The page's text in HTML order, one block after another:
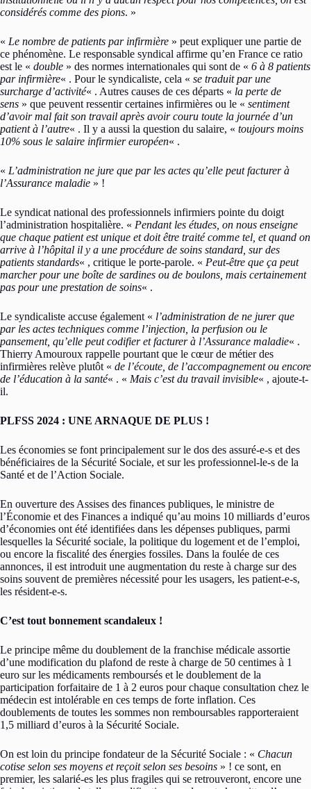
considérés comme des pions. »
« Le nombre de patients par infirmière » peut expliquer une partie de
ce phénomène. Le responsable syndical affirme qu’en France ce ratio
est le « double » des normes internationales qui sont de « 6 à 8 patients
par infirmière« . Pour le syndicaliste, cela « se traduit par une
surcharge d’activité« . Autres causes de ces départs « la perte de
sens » que peuvent ressentir certaines infirmières ou le « sentiment
d’avoir mal fait son travail après avoir couru toute la journée d’un
patient à l’autre« . Il y a aussi la question du salaire, « toujours moins
10% sous le salaire infirmier européen« .
« L’administration ne jure que par les actes qu’elle peut facturer à
l’Assurance maladie » !
Le syndicat national des professionnels infirmiers pointe du doigt
l’administration hospitalière. « Pendant les études, on nous enseigne
que chaque patient est unique et doit être traité comme tel, et quand on
arrive à l’hôpital il y a une procédure de soins standard, sur des
patients standards« , critique le porte-parole. « Peut-être que ça peut
marcher pour une boîte de sardines ou de boulons, mais certainement
pas pour une prestation de soins« .
Le syndicaliste accuse également « l’administration de ne jurer que
par les actes techniques comme l’injection, la perfusion ou le
pansement, qu’elle peut codifier et facturer à l’Assurance maladie« .
Thierry Amouroux rappelle pourtant que le cœur de métier des
infirmières relève plutôt « de l’écoute, de l’accompagnement ou encore
de l’éducation à la santé« . « Mais c’est du travail invisible« , ajoute-t-
il.
PLFSS 2024 : UNE ARNAQUE DE PLUS !
Les économies se font principalement sur le dos des assuré-e-s et des
bénéficiaires de la Sécurité Sociale, et sur les professionnel-le-s de la
Santé et de l’Action Sociale.
En ouverture des Assises des finances publiques, le ministre de
l’Économie et des Finances a indiqué qu’au moins 10 milliards d’euros
d’économies ont été identifiées dans les dépenses publiques, parmi
lesquelles la Sécurité sociale, la politique du logement et de l’emploi,
ou encore la fiscalité des énergies fossiles. Dans la foulée de ces
annonces, il est introduit une augmentation du reste à charge sur des
soins souvent de premières nécessité pour les usagers, les patient-e-s,
les résident-e-s.
C’est tout bonnement scandaleux !
Le principe même du doublement de la franchise médicale assortie
d’une modification du plafond de reste à charge de 50 centimes à 1
euro sur les médicaments remboursés et le doublement de la
participation forfaitaire de 1 à 2 euros pour chaque consultation chez le
médecin est intolérable en ces temps de forte inflation. Ces
doublements de toutes les sommes non remboursables rapporteraient
1,5 milliard d’euros à la Sécurité Sociale.
On est loin du principe fondateur de la Sécurité Sociale : « Chacun
cotise selon ses moyens et reçoit selon ses besoins » ! ce sont, en
premier, les salarié-es les plus fragiles qui se retrouveront, encore une